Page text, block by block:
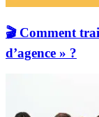
🎬 Comment
d’agence » ?